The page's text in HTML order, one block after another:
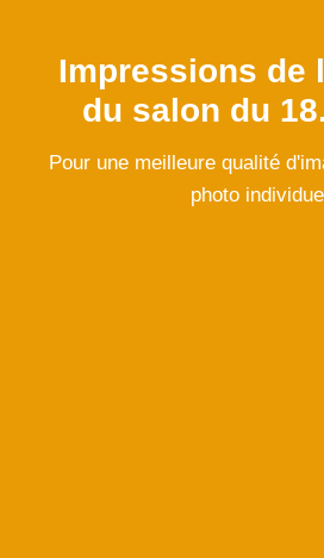
Impressions de
du salon du
Pour une meilleure qualité
photo